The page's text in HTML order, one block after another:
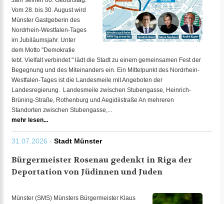
Vom 28. bis 30. August wird
Münster Gastgeberin des
Nordrhein-Westfalen-Tages
im Jubiläumsjahr. Unter
dem Motto "Demokratie
lebt. Vielfalt verbindet." lädt die Stadt zu einem gemeinsamen Fest der
Begegnung und des Miteinanders ein. Ein Mittelpunkt des Nordrhein-
Westfalen-Tages ist die Landesmeile mit Angeboten der
Landesregierung. Landesmeile zwischen Stubengasse, Heinrich-
Brüning-Straße, Rothenburg und Aegidiistraße An mehreren
Standorten zwischen Stubengasse,...
mehr lesen...
31.07.2026 - Stadt Münster
Bürgermeister Rosenau gedenkt in Riga der
Deportation von Jüdinnen und Juden
Münster (SMS) Münsters Bürgermeister Klaus